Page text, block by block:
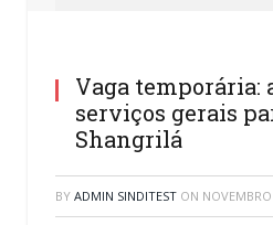
Vaga temporária:
serviços gerais
Shangrilá
BY ADMIN SINDITEST ON